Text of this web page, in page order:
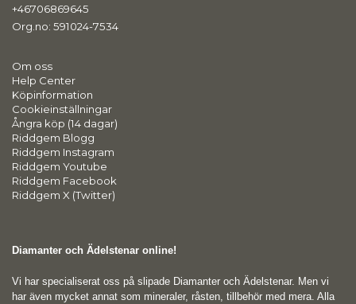
+46706869645
Org.no: 591024-7534
Om oss
Help Center
Köpinformation
Cookieinställningar
Ångra köp (14 dagar)
Riddgem Blogg
Riddgem Instagram
Riddgem Youtube
Riddgem Facebook
Riddgem X (Twitter)
Diamanter och Ädelstenar online!
Vi har specialiserat oss på slipade Diamanter och Ädelstenar. Men vi
har även mycket annat som mineraler, råsten, tillbehör med mera. Alla